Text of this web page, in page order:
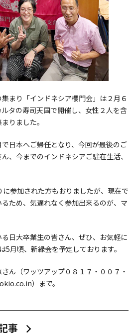
まり「インドネシア櫻門会」は２月６
タの寿司天国で開催し、女性２人を含
りました。
日本へご帰任となり、今回が最後のご
、今までのインドネシアご駐在生活、
参加された方もおりましたが、現在で
ため、気遅れなく参加出来るのが、マ
日大卒業生の皆さん、ぜひ、お気軽に
5月頃、新緑会を予定しております。
ん（ワッツアップ０８１７・００７・
）まで。
事